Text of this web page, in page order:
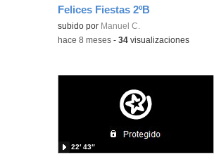
Felices Fiestas 2ºB
Contenido educativo.
subido por Manuel C.
-hace 8 meses -34 visualizaciones
22′ 43″